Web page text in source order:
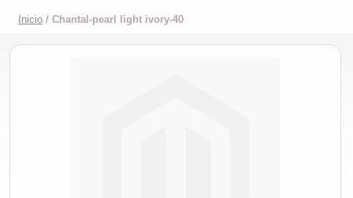
Inicio / Chantal-pearl light ivory-40